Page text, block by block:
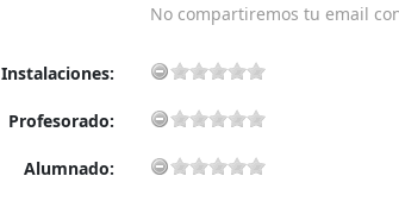
No compartiremos tu email
Instalaciones:
Profesorado:
Alumnado: